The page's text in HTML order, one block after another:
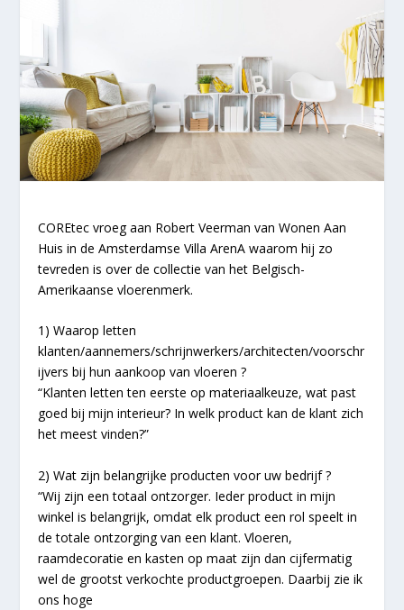
COREtec vroeg aan Robert Veerman van Wonen Aan
Huis in de Amsterdamse Villa ArenA waarom hij zo
tevreden is over de collectie van het Belgisch-
Amerikaanse vloerenmerk.
1) Waarop letten
klanten/aannemers/schrijnwerkers/architecten/voorschr
ijvers bij hun aankoop van vloeren ?
“Klanten letten ten eerste op materiaalkeuze, wat past
goed bij mijn interieur? In welk product kan de klant zich
het meest vinden?”
2) Wat zijn belangrijke producten voor uw bedrijf ?
“Wij zijn een totaal ontzorger. Ieder product in mijn
winkel is belangrijk, omdat elk product een rol speelt in
de totale ontzorging van een klant. Vloeren,
raamdecoratie en kasten op maat zijn dan cijfermatig
wel de grootst verkochte productgroepen. Daarbij zie ik
ons hoge